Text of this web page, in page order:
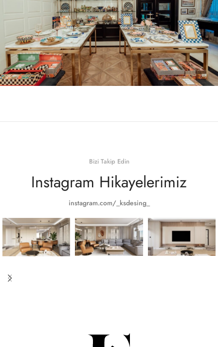
Bizi Takip Edin
Instagram Hikayelerimiz
instagram.com/_ksdesing_